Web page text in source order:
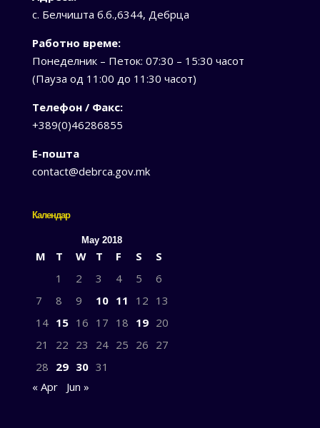
с. Белчишта б.б.,6344, Дебрца
Работно време:
Понеделник – Петок: 07:30 – 15:30 часот
(Пауза од 11:00 до 11:30 часот)
Телефон / Факс:
+389(0)46286855
Е-пошта
contact@debrca.gov.mk
Календар
May 2018
M T W T F S
S
1
2 3 4 5
6
7
8 9 10 11 12 13
14 15 16 17 18 19 20
21
22 23 24 25 26 27
28 29 30 31
« Apr
Jun »